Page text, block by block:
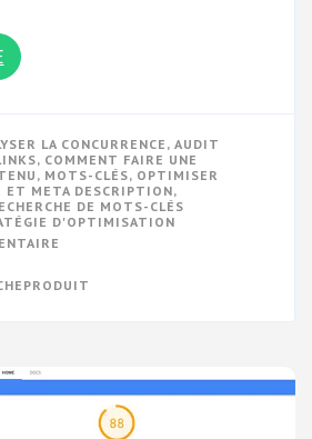
LA CONCURRENCE , AUDIT
, COMMENT FAIRE UNE
, MOTS-CLÉS, OPTIMISER
ET META DESCRIPTION,
DE MOTS-CLÉS
D'OPTIMISATION
:
EFFICACE